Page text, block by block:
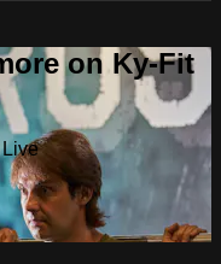
on Ky-Fit